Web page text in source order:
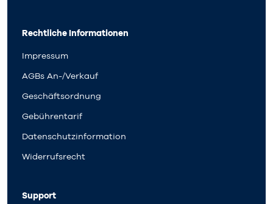
Rechtliche Informationen
Impressum
AGBs An-/Verkauf
Geschäftsordnung
Gebührentarif
Datenschutzinformation
Widerrufsrecht
Support